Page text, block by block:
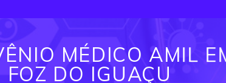
MÉDICO AMIL
FOZ DO IGUAÇU